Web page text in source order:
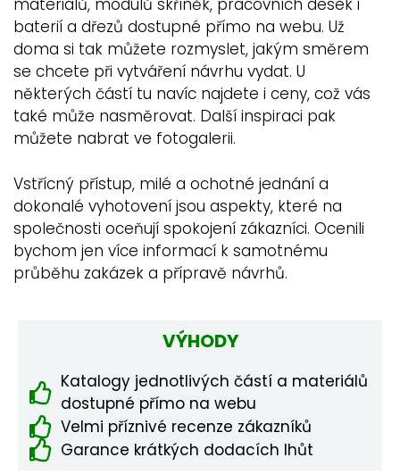
materiálů, modulů skříněk, pracovních desek i
baterií a dřezů dostupné přímo na webu. Už
doma si tak můžete rozmyslet, jakým směrem
se chcete při vytváření návrhu vydat. U
některých částí tu navíc najdete i ceny, což vás
také může nasměrovat. Další inspiraci pak
můžete nabrat ve fotogalerii.
Vstřícný přístup, milé a ochotné jednání a
dokonalé vyhotovení jsou aspekty, které na
společnosti oceňují spokojení zákazníci. Ocenili
bychom jen více informací k samotnému
průběhu zakázek a přípravě návrhů.
VÝHODY
Katalogy jednotlivých částí a materiálů
dostupné přímo na webu
Velmi příznivé recenze zákazníků
Garance krátkých dodacích lhůt